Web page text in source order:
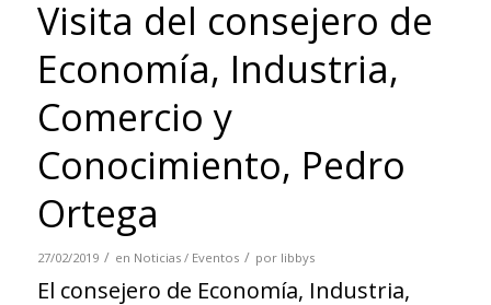
Visita del consejero de
Economía, Industria,
Comercio y
Conocimiento, Pedro
Ortega
27/02/2019 / en Noticias / Eventos / por libbys
El consejero de Economía, Industria,